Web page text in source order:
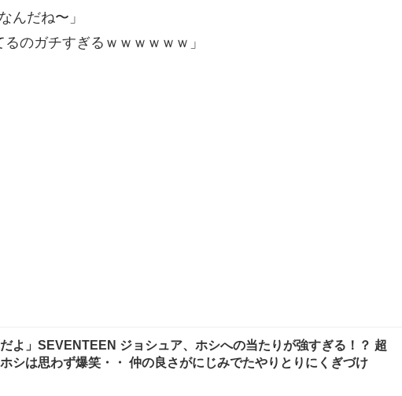
んだね〜」
のガチすぎるｗｗｗｗｗｗ」
だよ」SEVENTEEN ジョシュア、ホシへの当たりが強すぎる！？ 超
シは思わず爆笑・・ 仲の良さがにじみでたやりとりにくぎづけ